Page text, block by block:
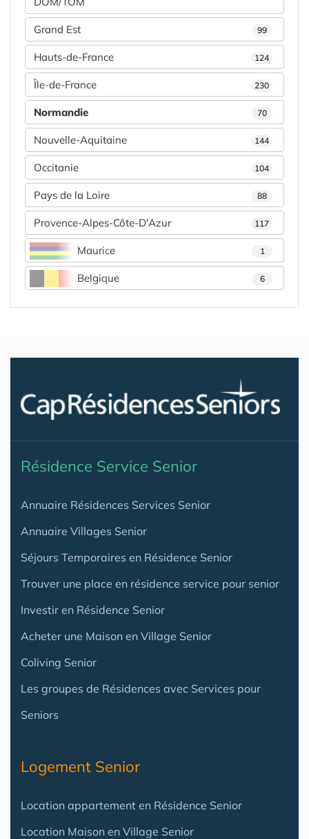
Grand Est 99
Hauts-de-France 124
Île-de-France 230
Normandie 70
Nouvelle-Aquitaine 144
Occitanie 104
Pays de la Loire 88
Provence-Alpes-Côte-D'Azur 117
Maurice 1
Belgique 6
Résidence Service Senior
Annuaire Résidences Services Senior
Annuaire Villages Senior
Séjours Temporaires en Résidence Senior
Trouver une place en résidence service pour senior
Investir en Résidence Senior
Acheter une Maison en Village Senior
Coliving Senior
Les groupes de Résidences avec Services pour
Seniors
Logement Senior
Location appartement en Résidence Senior
Location Maison en Village Senior